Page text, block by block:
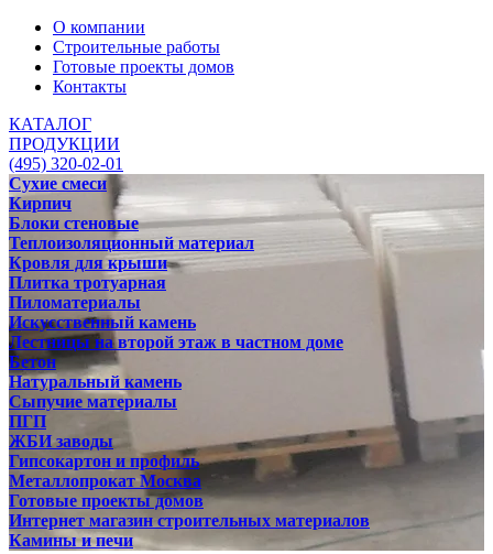
О компании
Строительные работы
Готовые проекты домов
Контакты
КАТАЛОГ
ПРОДУКЦИИ
(495) 320-02-01
Сухие смеси
Кирпич
Блоки стеновые
Теплоизоляционный материал
Кровля для крыши
Плитка тротуарная
Пиломатериалы
Искусственный камень
Лестницы на второй этаж в частном доме
Бетон
Натуральный камень
Сыпучие материалы
ПГП
ЖБИ заводы
Гипсокартон и профиль
Металлопрокат Москва
Готовые проекты домов
Интернет магазин строительных материалов
Камины и печи